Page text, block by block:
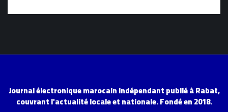
Journal électronique marocain indépendant publié à Rabat,
couvrant l'actualité locale et nationale. Fondé en 2018.